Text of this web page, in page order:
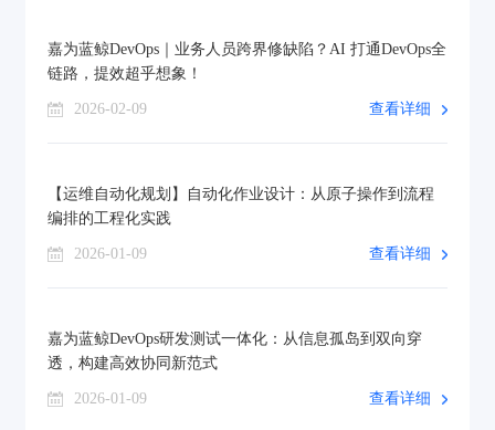
嘉为蓝鲸DevOps｜业务人员跨界修缺陷？AI 打通DevOps全
链路，提效超乎想象！
2026-02-09 查看详细
【运维自动化规划】自动化作业设计：从原子操作到流程
编排的工程化实践
2026-01-09 查看详细
嘉为蓝鲸DevOps研发测试一体化：从信息孤岛到双向穿
透，构建高效协同新范式
2026-01-09 查看详细